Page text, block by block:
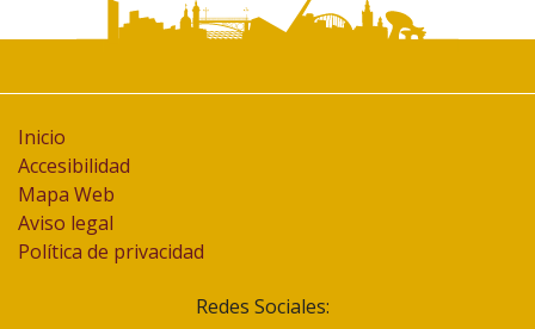
Inicio
Accesibilidad
Mapa Web
Aviso legal
Política de privacidad
Redes Sociales: